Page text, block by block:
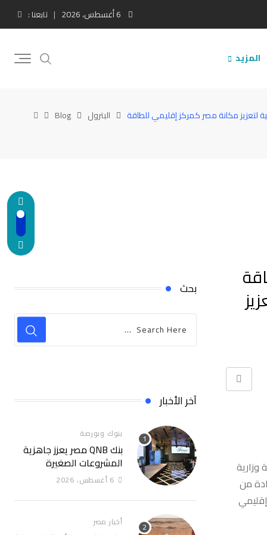
6 أغسطس، 2026 تابعنا :
المزيد
لتعزيز مكانة مصر كمركز إقليمي للطاقة البترول
Blog
Print
من
بحث
آخر الأخبار
بنوك وبورصة
بنك QNB مصر يعزز جاهزية
المشروعات الصغيرة
والمتوسطة للنمو والتوسع
من خلال برنامج أبطال
المشروعات الصغيرة
والمتوسطة كتب فتحي
السايح
6 أغسطس، 2026
أخبار مصر